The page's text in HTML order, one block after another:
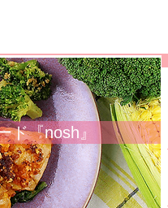
ド『nosh』